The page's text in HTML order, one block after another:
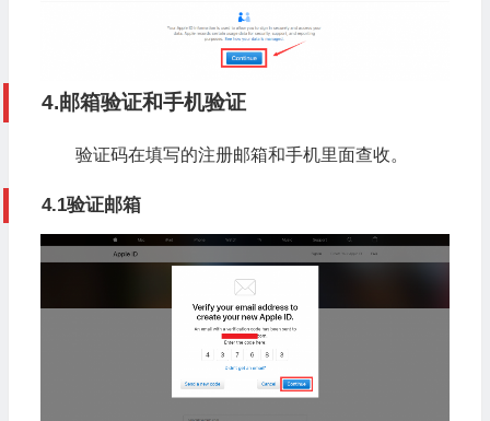
4.邮箱验证和手机验证
验证码在填写的注册邮箱和手机里面查收。
4.1验证邮箱